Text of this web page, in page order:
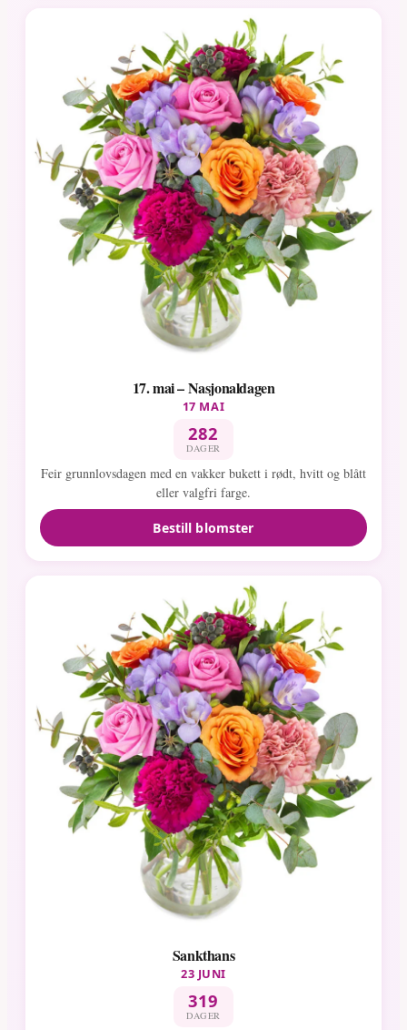
17. mai – Nasjonaldagen
17 MAI
282
DAGER
Feir grunnlovsdagen med en vakker bukett i rødt, hvitt og blått
eller valgfri farge.
Bestill blomster
Sankthans
23 JUNI
319
DAGER